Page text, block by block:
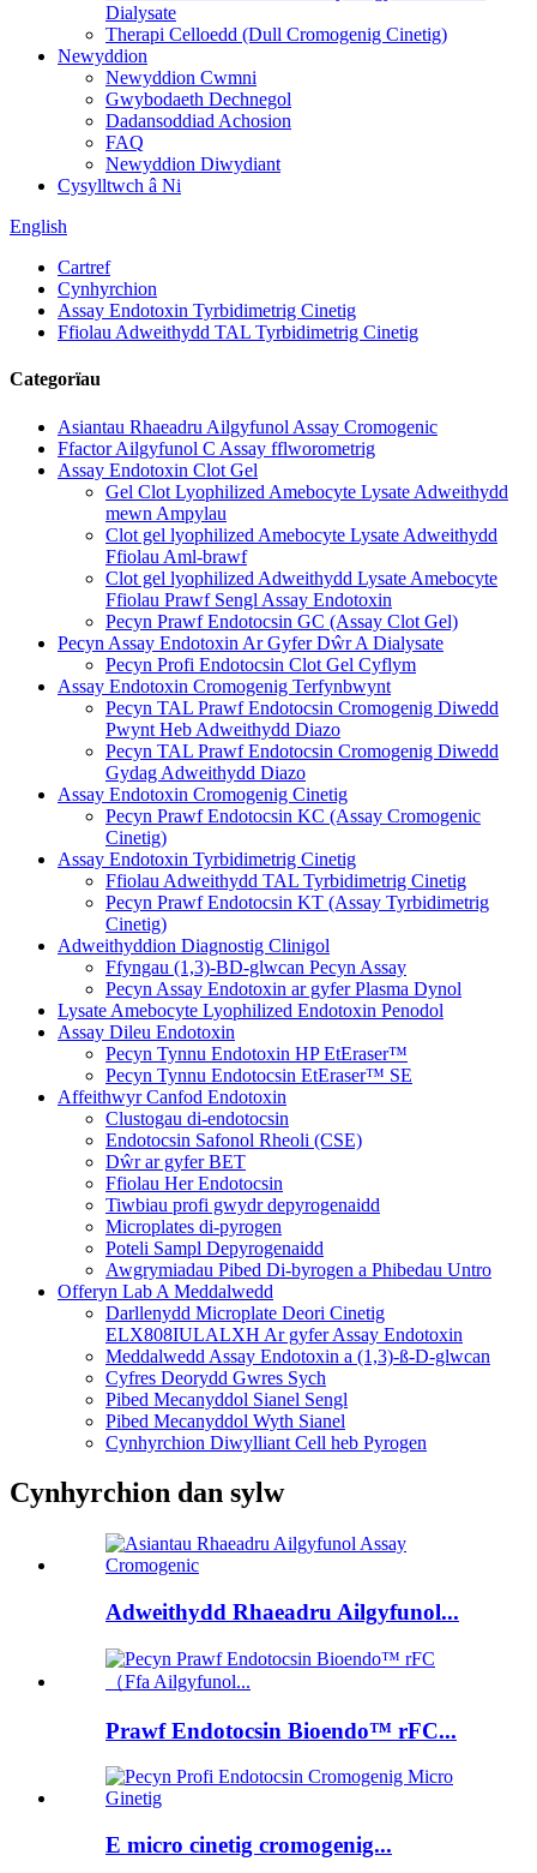
Dialysate
Therapi Celloedd (Dull Cromogenig Cinetig)
Newyddion
Newyddion Cwmni
Gwybodaeth Dechnegol
Dadansoddiad Achosion
FAQ
Newyddion Diwydiant
Cysylltwch â Ni
English
Cartref
Cynhyrchion
Assay Endotoxin Tyrbidimetrig Cinetig
Ffiolau Adweithydd TAL Tyrbidimetrig Cinetig
Categorïau
Asiantau Rhaeadru Ailgyfunol Assay Cromogenic
Ffactor Ailgyfunol C Assay fflworometrig
Assay Endotoxin Clot Gel
Gel Clot Lyophilized Amebocyte Lysate Adweithydd
mewn Ampylau
Clot gel lyophilized Amebocyte Lysate Adweithydd
Ffiolau Aml-brawf
Clot gel lyophilized Adweithydd Lysate Amebocyte
Ffiolau Prawf Sengl Assay Endotoxin
Pecyn Prawf Endotocsin GC (Assay Clot Gel)
Pecyn Assay Endotoxin Ar Gyfer Dŵr A Dialysate
Pecyn Profi Endotocsin Clot Gel Cyflym
Assay Endotoxin Cromogenig Terfynbwynt
Pecyn TAL Prawf Endotocsin Cromogenig Diwedd
Pwynt Heb Adweithydd Diazo
Pecyn TAL Prawf Endotocsin Cromogenig Diwedd
Gydag Adweithydd Diazo
Assay Endotoxin Cromogenig Cinetig
Pecyn Prawf Endotocsin KC (Assay Cromogenic
Cinetig)
Assay Endotoxin Tyrbidimetrig Cinetig
Ffiolau Adweithydd TAL Tyrbidimetrig Cinetig
Pecyn Prawf Endotocsin KT (Assay Tyrbidimetrig
Cinetig)
Adweithyddion Diagnostig Clinigol
Ffyngau (1,3)-BD-glwcan Pecyn Assay
Pecyn Assay Endotoxin ar gyfer Plasma Dynol
Lysate Amebocyte Lyophilized Endotoxin Penodol
Assay Dileu Endotoxin
Pecyn Tynnu Endotoxin HP EtEraser™
Pecyn Tynnu Endotocsin EtEraser™ SE
Affeithwyr Canfod Endotoxin
Clustogau di-endotocsin
Endotocsin Safonol Rheoli (CSE)
Dŵr ar gyfer BET
Ffiolau Her Endotocsin
Tiwbiau profi gwydr depyrogenaidd
Microplates di-pyrogen
Poteli Sampl Depyrogenaidd
Awgrymiadau Pibed Di-byrogen a Phibedau Untro
Offeryn Lab A Meddalwedd
Darllenydd Microplate Deori Cinetig
ELX808IULALXH Ar gyfer Assay Endotoxin
Meddalwedd Assay Endotoxin a (1,3)-ß-D-glwcan
Cyfres Deorydd Gwres Sych
Pibed Mecanyddol Sianel Sengl
Pibed Mecanyddol Wyth Sianel
Cynhyrchion Diwylliant Cell heb Pyrogen
Cynhyrchion dan sylw
Adweithydd Rhaeadru Ailgyfunol...
Prawf Endotocsin Bioendo™ rFC...
E micro cinetig cromogenig...